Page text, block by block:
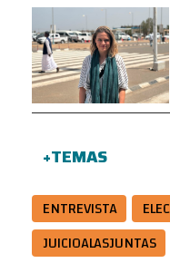
+TEMAS
ENTREVISTA
JUICIOALASJUNTAS